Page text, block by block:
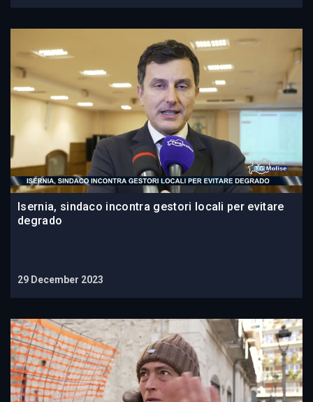
Isernia, sindaco incontra gestori locali per evitare
degrado
29 December 2023